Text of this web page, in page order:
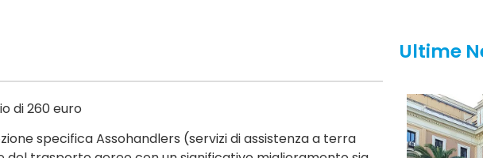
di 260 euro
specifica Assohandlers (servizi di assistenza a terra
Ultime